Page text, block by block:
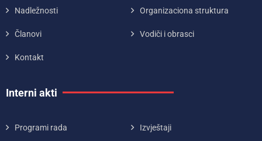
Nadležnosti Organizaciona struktura
Članovi Vodiči i obrasci
Kontakt
Interni akti
Programi rada Izvještaji